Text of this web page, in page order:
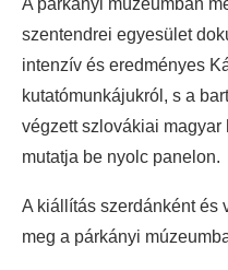
szentendrei egyesület
intenzív és eredményes
kutatómunkájukról, s a
végzett szlovákiai
mutatja be nyolc panelon.
A kiállítás szerdánként és
meg a párkányi